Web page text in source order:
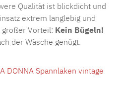
Qualität ist blickdicht und
extrem langlebig und
Vorteil: Kein Bügeln!
der Wäsche genügt.
DONNA Spannlaken vintage